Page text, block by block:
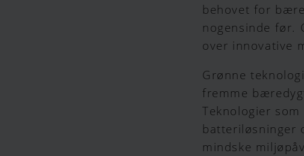
behovet for
nogensinde før.
over innovative
Grønne
fremme
Teknologier
batteriløsninger
mindske